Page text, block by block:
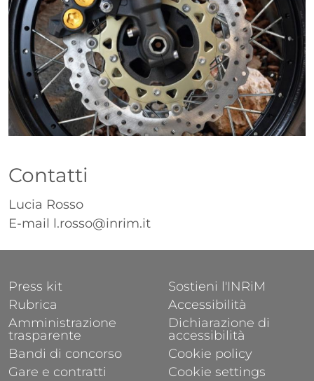
Contatti
Lucia Rosso
E-mail l.rosso@inrim.it
FOOTER 1
Press kit
Rubrica
Amministrazione
trasparente
Bandi di concorso
Gare e contratti
FOOTER 2
Sostieni l'INRiM
Accessibilità
Dichiarazione di
accessibilità
Cookie policy
Cookie settings